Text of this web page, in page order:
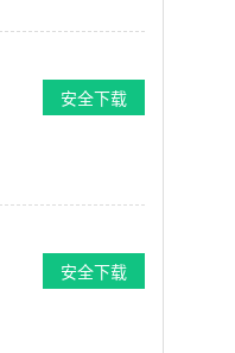
安全下载
安全下载